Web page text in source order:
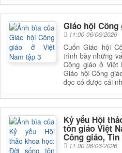
bạn đọc có thể
Giáo hội Công
11:00 06/06/2026
Cuốn Giáo hội
trình bày những
Công giáo ở Việt
Giáo hội Công
đọc có được cái
bạn đọc có thể
Kỷ yếu Hội
tôn giáo Việt
Công giáo,
11:00 06/06/2026